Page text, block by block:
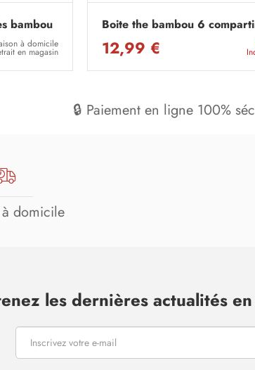
bambou
à domicile
en magasin
Boite the bambou 6
12,99 €
🔒 Paiement en ligne 100%
domicile
les dernières actualités